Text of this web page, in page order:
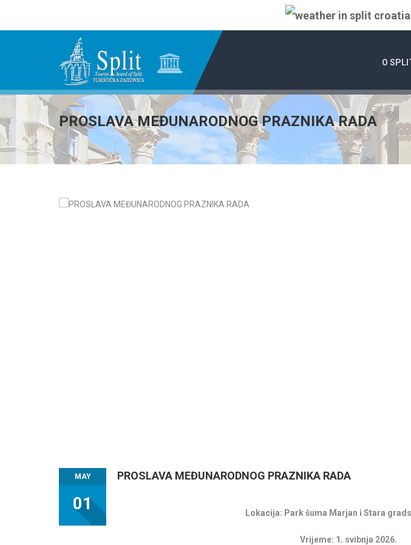
O
PROSLAVA MEĐUNARODNOG PRAZNIKA RADA
MAY
01
PROSLAVA MEĐUNARODNOG PRAZNIKA RADA
Lokacija: Park šuma Marjan i Stara
Vrijeme: 1. svibnja 2026.